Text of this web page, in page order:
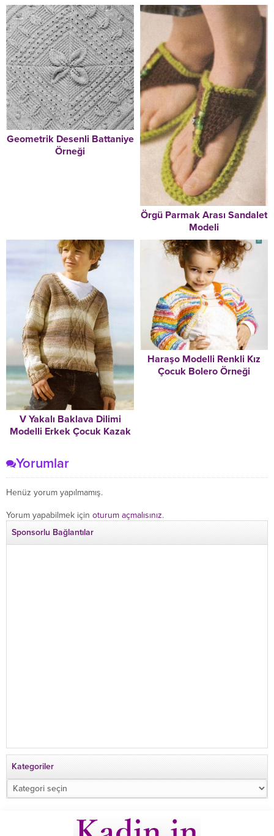
Geometrik Desenli Battaniye
Örneği
Örgü Parmak Arası Sandalet
Modeli
V Yakalı Baklava Dilimi
Modelli Erkek Çocuk Kazak
Haraşo Modelli Renkli Kız
Çocuk Bolero Örneği
Yorumlar
Henüz yorum yapılmamış.
Yorum yapabilmek için oturum açmalısınız.
Sponsorlu Bağlantılar
Kategoriler
Kategoriler